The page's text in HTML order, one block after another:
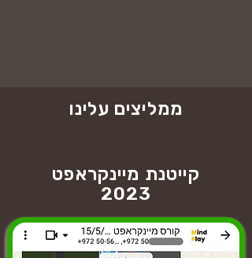
ממליצים עלינו
קייטנת מיינקראפט
2023